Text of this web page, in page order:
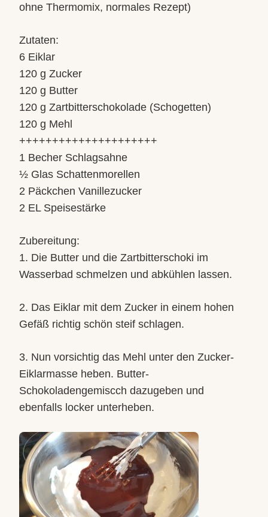
ohne Thermomix, normales Rezept)
Zutaten:
6 Eiklar
120 g Zucker
120 g Butter
120 g Zartbitterschokolade (Schogetten)
120 g Mehl
+++++++++++++++++++++
1 Becher Schlagsahne
½ Glas Schattenmorellen
2 Päckchen Vanillezucker
2 EL Speisestärke
Zubereitung:
1. Die Butter und die Zartbitterschoki im
Wasserbad schmelzen und abkühlen lassen.
2. Das Eiklar mit dem Zucker in einem hohen
Gefäß richtig schön steif schlagen.
3. Nun vorsichtig das Mehl unter den Zucker-
Eiklarmasse heben. Butter-
Schokoladengemiscch dazugeben und
ebenfalls locker unterheben.